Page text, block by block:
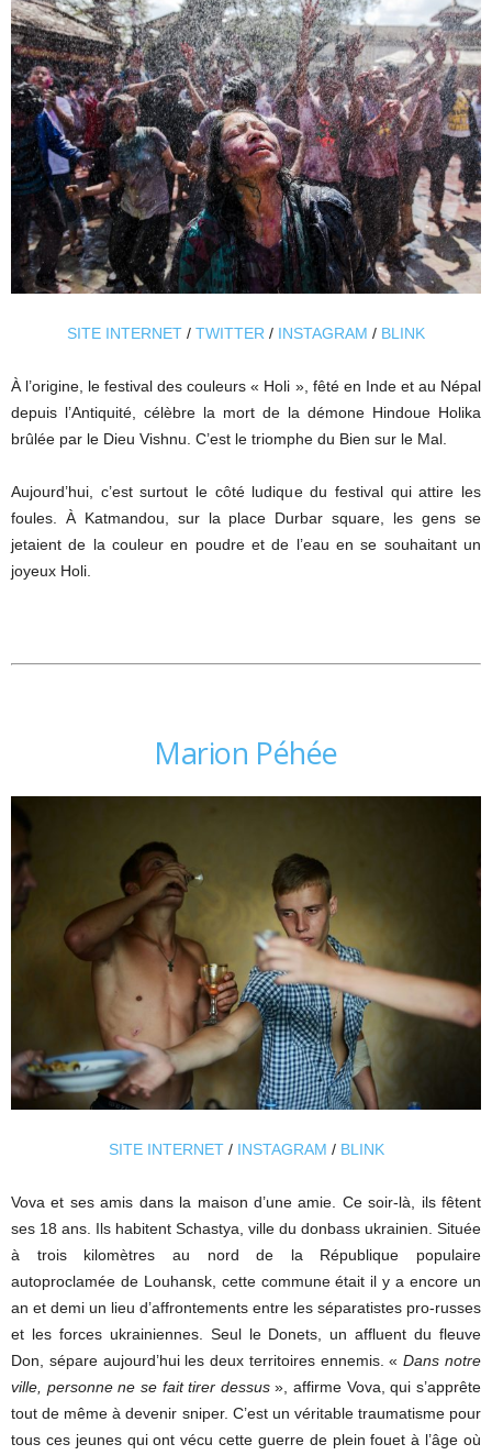
SITE INTERNET / TWITTER / INSTAGRAM / BLINK
À l’origine, le festival des couleurs « Holi », fêté en Inde et au Népal
depuis l’Antiquité, célèbre la mort de la démone Hindoue Holika
brûlée par le Dieu Vishnu. C’est le triomphe du Bien sur le Mal.
Aujourd’hui, c’est surtout le côté ludique du festival qui attire les
foules. À Katmandou, sur la place Durbar square, les gens se
jetaient de la couleur en poudre et de l’eau en se souhaitant un
joyeux Holi.
Marion Péhée
SITE INTERNET/ INSTAGRAM / BLINK
Vova et ses amis dans la maison d’une amie. Ce soir-là, ils fêtent
ses 18 ans. Ils habitent Schastya, ville du donbass ukrainien. Située
à trois kilomètres au nord de la République populaire
autoproclamée de Louhansk, cette commune était il y a encore un
an et demi un lieu d’affrontements entre les séparatistes pro-russes
et les forces ukrainiennes. Seul le Donets, un affluent du fleuve
Don, sépare aujourd’hui les deux territoires ennemis. «Dans notre
ville, personne ne se fait tirer dessus», affirme Vova, qui s’apprête
tout de même à devenir sniper. C’est un véritable traumatisme pour
tous ces jeunes qui ont vécu cette guerre de plein fouet à l’âge où